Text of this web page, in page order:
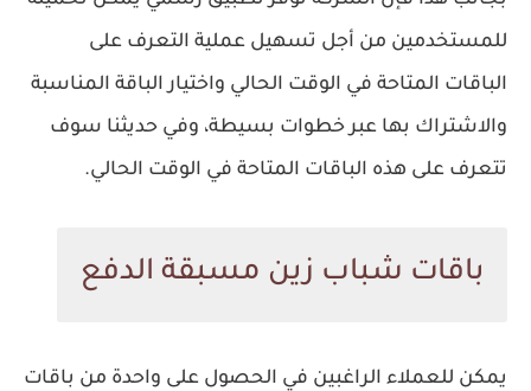
للمستخدمين من أجل تسهيل عملية التعرف على
الباقات المتاحة في الوقت الحالي واختيار الباقة المناسبة
والاشتراك بها عبر خطوات بسيطة، وفي حديثنا سوف
تتعرف على هذه الباقات المتاحة في الوقت الحالي.
باقات شباب زين مسبقة الدفع
يمكن للعملاء الراغبين في الحصول على واحدة من باقات